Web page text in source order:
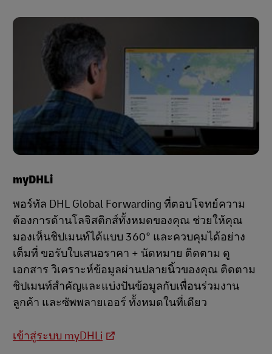
myDHLi
พอร์ทัล DHL Global Forwarding ที่ตอบโจทย์ความ
ต้องการด้านโลจิสติกส์ทั้งหมดของคุณ ช่วยให้คุณ
มองเห็นชิปเมนท์ได้แบบ 360° และควบคุมได้อย่าง
เต็มที่ ขอรับใบเสนอราคา + นัดหมาย ติดตาม ดู
เอกสาร วิเคราะห์ข้อมูลผ่านปลายนิ้วของคุณ ติดตาม
ชิปเมนท์สำคัญและแบ่งปันข้อมูลกับเพื่อนร่วมงาน
ลูกค้า และซัพพลายเออร์ ทั้งหมดในที่เดียว
เข้าสู่ระบบ myDHLi